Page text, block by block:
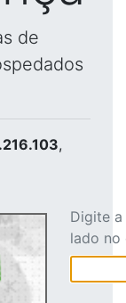
de
,
Digite
lado no